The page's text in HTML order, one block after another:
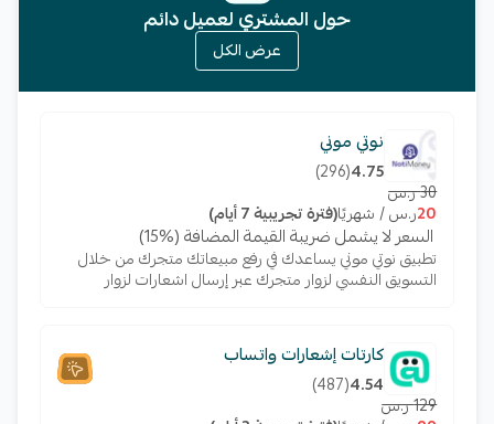
حول المشتري لعميل دائم
عرض الكل
نوتي موني
4.75
(
296
)
30 ر.س
20ر.س / شهريًا(فترة تجريبية 7 أيام)
السعر لا يشمل ضريبة القيمة المضافة (%15)
تطبيق نوتي موني يساعدك في رفع مبيعاتك متجرك من خلال
التسويق النفسي لزوار متجرك عبر إرسال اشعارات لزوار
كارتات إشعارات واتساب
4.54
(
487
)
129 ر.س